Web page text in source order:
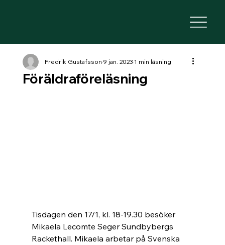
Föräldraföreläsning
Fredrik Gustafsson9 jan. 20231 min läsning
Tisdagen den 17/1, kl. 18-19.30 besöker
Mikaela Lecomte Seger Sundbybergs
Rackethall. Mikaela arbetar på Svenska